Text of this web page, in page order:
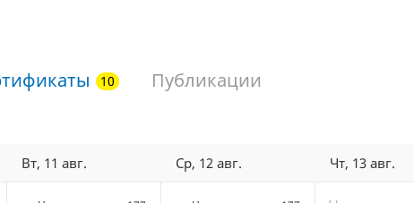
Публикации
Вт, 11 авг. Ср, 12 авг. Чт, 13 авг.